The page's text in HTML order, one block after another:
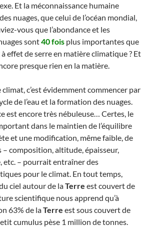
Et la méconnaissance humaine
nuages, que celui de l’océan mondial,
vous que l’abondance et les
sont40 fois plus importantes que
effet de serre en matière climatique ? Et
presque rien en la matière.
c’est évidemment commencer par
de l’eau et la formation des nuages.
est encore très nébuleuse… Certes, le
dans le maintien de l’équilibre
et une modification, même faible, de
composition, altitude, épaisseur,
etc. – pourrait entraîner des
pour le climat. En tout temps,
ciel autour de laTerre est couvert de
scientifique nous apprend qu’à
63% de laTerre est sous couvert de
cumulus pèse 1 million de tonnes.